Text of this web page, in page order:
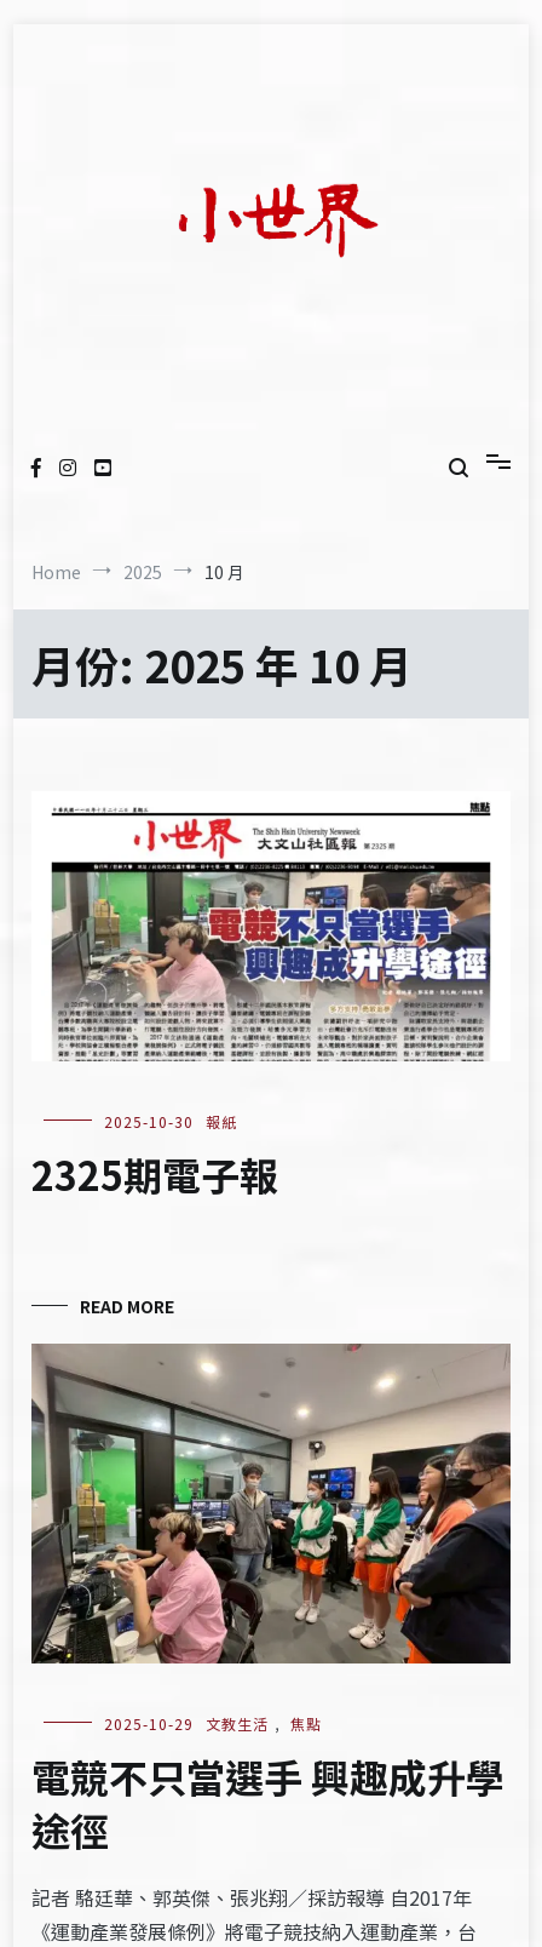
Home 2025 10 月
月份: 2025 年 10 月
2025-10-30 報紙
2325期電子報
READ MORE
2025-10-29 文教生活 , 焦點
電競不只當選手 興趣成升學
途徑
記者 駱廷華、郭英傑、張兆翔／採訪報導 自2017年
《運動產業發展條例》將電子競技納入運動產業，台